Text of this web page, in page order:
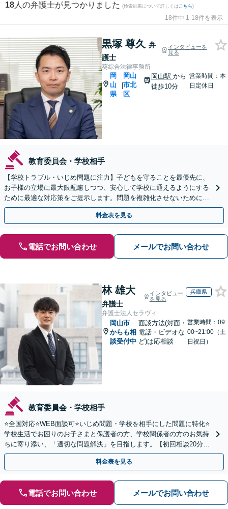
18 人の弁護士が見つかりました (検索結果について詳しくは こちら)
18件中 1-18件を表示
黒塚 尊久 弁
護士
インタビューを
見る
葵綜合法律事務所
岡
山
県
|
岡山
市北
区
岡山駅 から
徒歩10分
営業時間：本
日定休日
教育委員会・学校相手
【学校トラブル・いじめ問題に注力】子どもを守ることを最優先に、
お子様の立場に最大限配慮しつつ、安心して学校に通えるようにする
ために最適な対応策をご提示します。問題を複雑化させないために
も、お一人で悩まず、お早めに弁護士にご相談ください。
料金表を見る
電話でお問い合わせ メールでお問い合わせ
林 雄大
弁護士
インタビュー
を見る
兵庫県
弁護士法人セラヴィ
岡山市
からも相
談受付中
面談方法(対面・
電話・ビデオな
ど)は応相談
営業時間：09:
00~21:00（土
日祝日）
教育委員会・学校相手
⭐️全国対応⭐️WEB面談可⭐️いじめ問題・学校を相手にした問題に特化⭐️
学校生活でお困りのお子さまと保護者の方、学校関係者の方のお気持
ちに寄り添い、「適切な問題解決」を目指します。【初回相談20分無
料】
料金表を見る
電話でお問い合わせ メールでお問い合わせ